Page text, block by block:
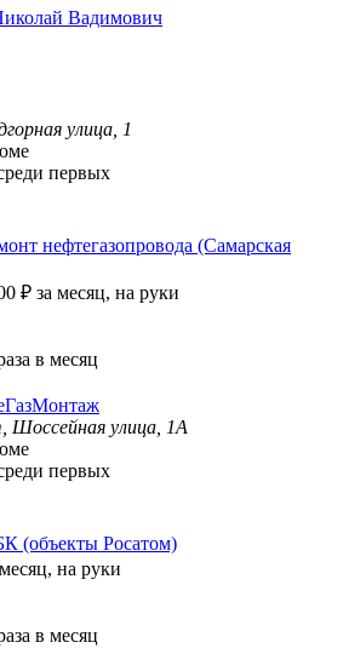
Вадимович
улица, 1
первых
нефтегазопровода (Самарская
₽ за месяц, на руки
в месяц
Шоссейная улица, 1А
первых
(объекты Росатом)
на руки
в месяц